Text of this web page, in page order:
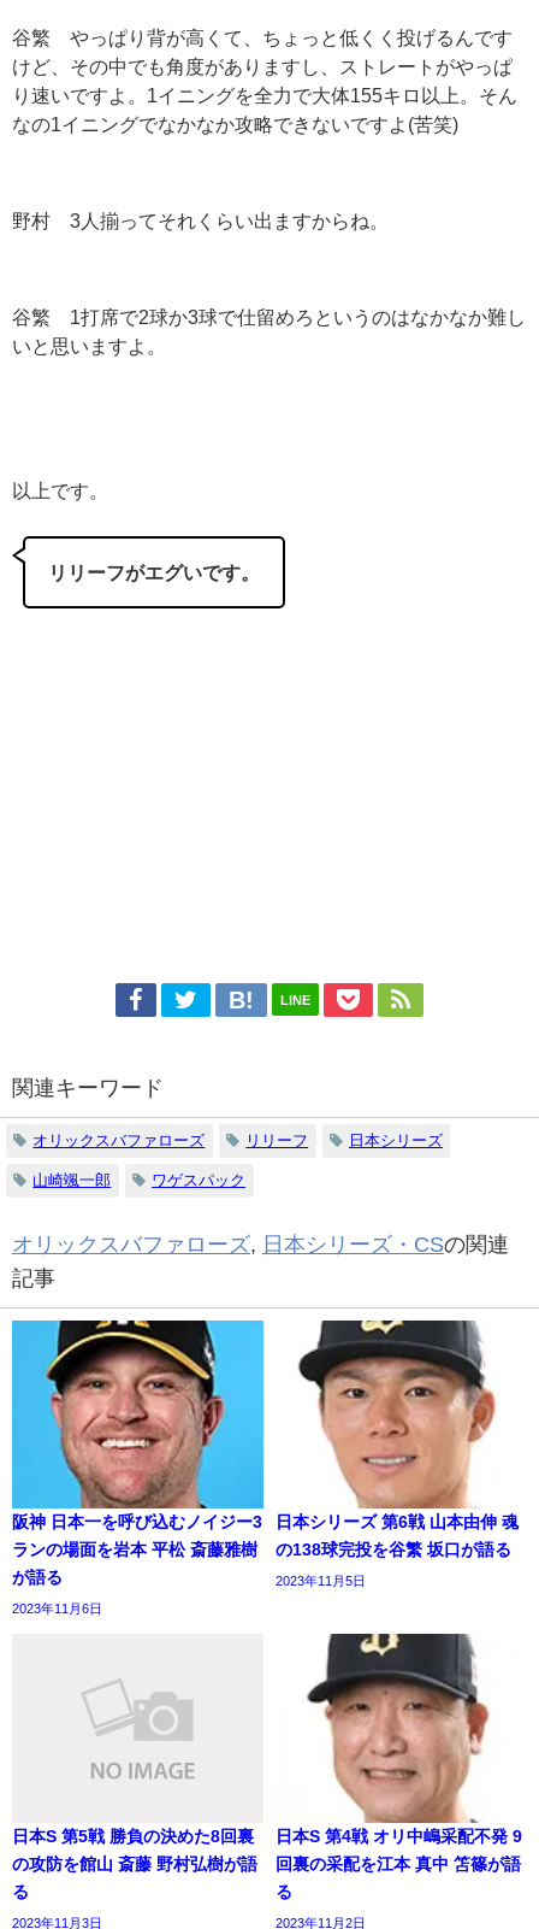
谷繁 やっぱり背が高くて、ちょっと低くく投げるんです
けど、その中でも角度がありますし、ストレートがやっぱ
り速いですよ。1イニングを全力で大体155キロ以上。そん
なの1イニングでなかなか攻略できないですよ(苦笑)
野村 3人揃ってそれくらい出ますからね。
谷繁 1打席で2球か3球で仕留めろというのはなかなか難し
いと思いますよ。
以上です。
リリーフがエグいです。
LINE
関連キーワード
オリックスバファローズ リリーフ 日本シリーズ
山崎颯一郎 ワゲスパック
オリックスバファローズ 日本シリーズ・CSの関連
記事
阪神 日本一を呼び込むノイジー3
ランの場面を岩本 平松 斎藤雅樹
が語る
2023年11月6日
日本シリーズ 第6戦 山本由伸 魂
の138球完投を谷繁 坂口が語る
2023年11月5日
日本S 第5戦 勝負の決めた8回裏
の攻防を館山 斎藤 野村弘樹が語
る
2023年11月3日
日本S 第4戦 オリ中嶋采配不発 9
回裏の采配を江本 真中 笘篠が語
る
2023年11月2日